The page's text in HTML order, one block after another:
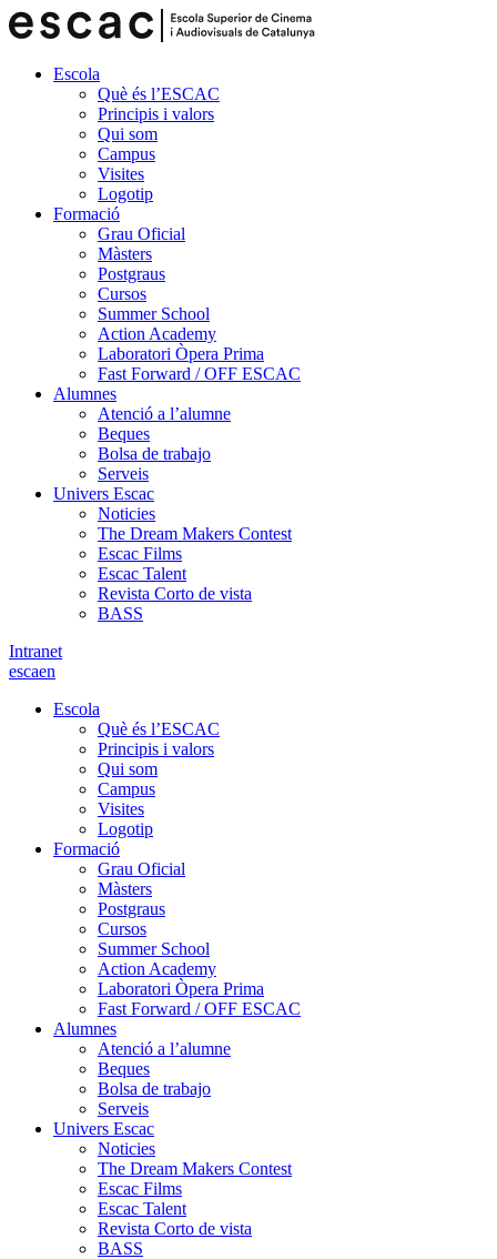
Escola
Què és l’ESCAC
Principis i valors
Qui som
Campus
Visites
Logotip
Formació
Grau Oficial
Màsters
Postgraus
Cursos
Summer School
Action Academy
Laboratori Òpera Prima
Fast Forward / OFF ESCAC
Alumnes
Atenció a l’alumne
Beques
Bolsa de trabajo
Serveis
Univers Escac
Noticies
The Dream Makers Contest
Escac Films
Escac Talent
Revista Corto de vista
BASS
Intranet
escaen
Escola
Què és l’ESCAC
Principis i valors
Qui som
Campus
Visites
Logotip
Formació
Grau Oficial
Màsters
Postgraus
Cursos
Summer School
Action Academy
Laboratori Òpera Prima
Fast Forward / OFF ESCAC
Alumnes
Atenció a l’alumne
Beques
Bolsa de trabajo
Serveis
Univers Escac
Noticies
The Dream Makers Contest
Escac Films
Escac Talent
Revista Corto de vista
BASS